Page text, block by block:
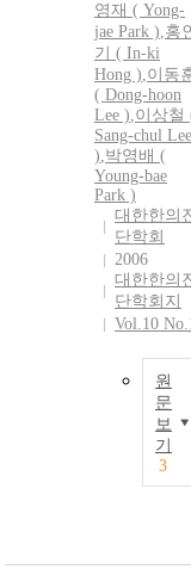
영재 ( Yong-
jae Park ),홍
기 ( In-ki
Hong ),이동
( Dong-hoon
Lee ),이상철
Sang-chul Lee
),박영배 (
Young-bae
Park )
대한한의
단학회
2006
대한한의
단학회지
Vol.10
원
문
보
기
3